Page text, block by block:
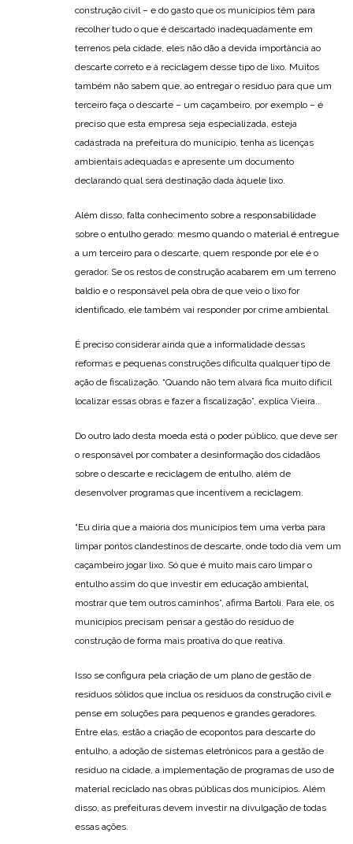
construção civil – e do gasto que os municípios têm para
recolher tudo o que é descartado inadequadamente em
terrenos pela cidade, eles não dão a devida importância ao
descarte correto e à reciclagem desse tipo de lixo. Muitos
também não sabem que, ao entregar o resíduo para que um
terceiro faça o descarte – um caçambeiro, por exemplo – é
preciso que esta empresa seja especializada, esteja
cadastrada na prefeitura do município, tenha as licenças
ambientais adequadas e apresente um documento
declarando qual será destinação dada àquele lixo.
Além disso, falta conhecimento sobre a responsabilidade
sobre o entulho gerado: mesmo quando o material é entregue
a um terceiro para o descarte, quem responde por ele é o
gerador. Se os restos de construção acabarem em um terreno
baldio e o responsável pela obra de que veio o lixo for
identificado, ele também vai responder por crime ambiental.
É preciso considerar ainda que a informalidade dessas
reformas e pequenas construções dificulta qualquer tipo de
ação de fiscalização. “Quando não tem alvará fica muito difícil
localizar essas obras e fazer a fiscalização”, explica Vieira..
Do outro lado desta moeda está o poder público, que deve ser
o responsável por combater a desinformação dos cidadãos
sobre o descarte e reciclagem de entulho, além de
desenvolver programas que incentivem a reciclagem.
“Eu diria que a maioria dos municípios tem uma verba para
limpar pontos clandestinos de descarte, onde todo dia vem um
caçambeiro jogar lixo. Só que é muito mais caro limpar o
entulho assim do que investir em educação ambiental,
mostrar que tem outros caminhos”, afirma Bartoli. Para ele, os
municípios precisam pensar a gestão do resíduo de
construção de forma mais proativa do que reativa.
Isso se configura pela criação de um plano de gestão de
resíduos sólidos que inclua os resíduos da construção civil e
pense em soluções para pequenos e grandes geradores.
Entre elas, estão a criação de ecopontos para descarte do
entulho, a adoção de sistemas eletrônicos para a gestão de
resíduo na cidade, a implementação de programas de uso de
material reciclado nas obras públicas dos municípios. Além
disso, as prefeituras devem investir na divulgação de todas
essas ações.